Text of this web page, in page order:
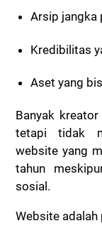
Arsip jangka
Kredibilitas
Aset yang
Banyak
tetapi tidak
website yang
tahun
sosial.
Website